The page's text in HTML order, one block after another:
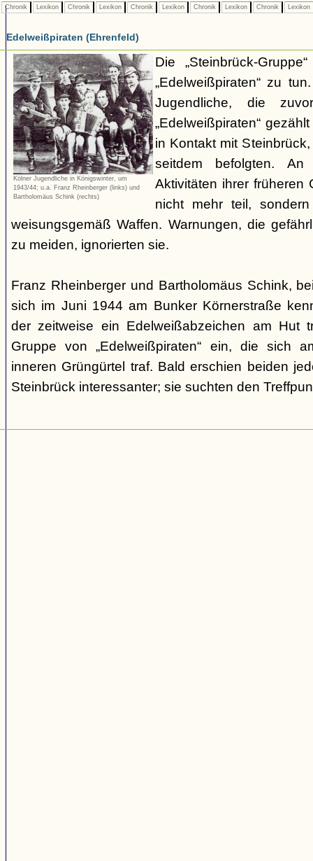
Chronik Lexikon Chronik Lexikon Chronik Lexikon Chronik Lexikon Chronik Lexikon
Edelweißpiraten (Ehrenfeld)
Kölner Jugendliche in Königswinter, um
1943/44; u.a. Franz Rheinberger (links) und
Bartholomäus Schink (rechts)
Die „Steinbrück-
„Edelweißpiraten“ zu
Jugendliche, die
„Edelweißpiraten“
in Kontakt mit
seitdem befolgten.
Aktivitäten ihrer früheren
nicht mehr teil,
weisungsgemäß Waffen. Warnungen, die
zu meiden, ignorierten sie.
Franz Rheinberger und Bartholomäus Schink,
sich im Juni 1944 am Bunker Körnerstraße
der zeitweise ein Edelweißabzeichen am Hut
Gruppe von „Edelweißpiraten“ ein, die sich
inneren Grüngürtel traf. Bald erschien beiden
Steinbrück interessanter; sie suchten den